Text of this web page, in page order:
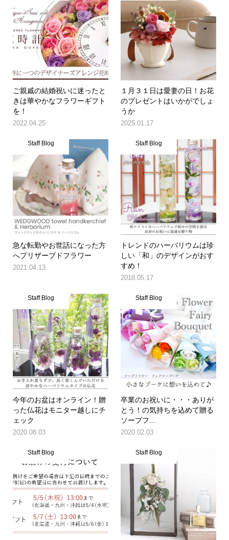
ご親戚の結婚祝いに迷ったと
きは華やかなフラワーギフト
を！
2022.04.25
１月３１日は愛妻の日！お花
のプレゼントはいかがでしょ
うか
2025.01.17
Staff Blog
急な転勤やお世話になった方
へプリザーブドフラワー
2021.04.13
Staff Blog
トレンドのハーバリウムは珍
しい「和」のデザインがおす
すめ！
2018.05.17
Staff Blog
今年のお盆はオンライン！贈
った仏花はモニター越しにチ
ェック
2020.08.03
Staff Blog
卒業のお祝いに・・・ありが
とう！の気持ちを込めて贈る
ソープフ...
2020.02.03
Staff Blog Staff Blog